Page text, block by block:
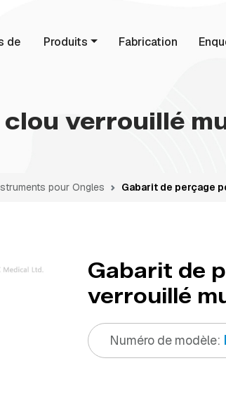
de
Produits Fabrication
verrouillé
pour Ongles Gabarit de perçage
Gabarit de
verrouillé
Numéro de modèle: